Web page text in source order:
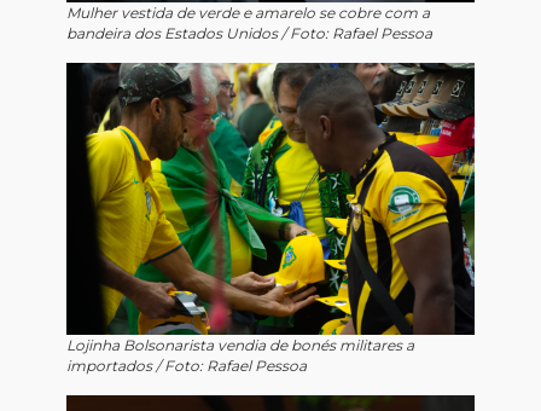
Mulher vestida de verde e amarelo se cobre com a
bandeira dos Estados Unidos / Foto: Rafael Pessoa
Lojinha Bolsonarista vendia de bonés militares a
importados / Foto: Rafael Pessoa